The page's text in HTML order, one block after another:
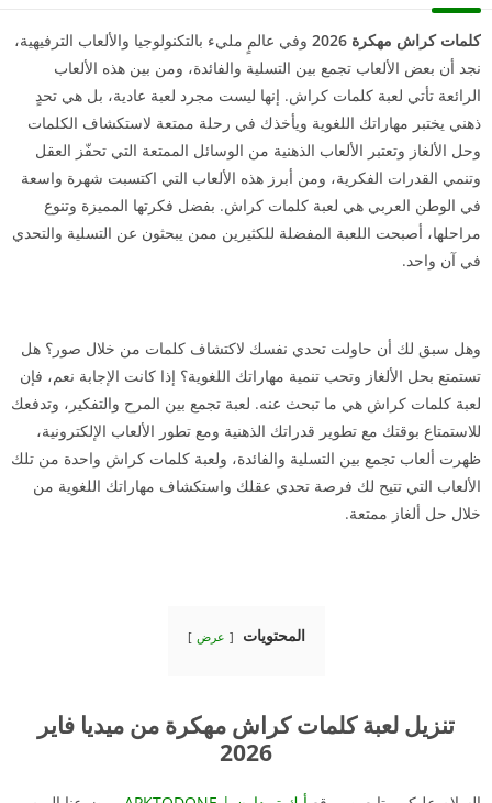
كلمات كراش مهكرة 2026
وفي عالمٍ مليء بالتكنولوجيا والألعاب الترفيهية،
نجد أن بعض الألعاب تجمع بين التسلية والفائدة، ومن بين هذه الألعاب
الرائعة تأتي لعبة كلمات كراش. إنها ليست مجرد لعبة عادية، بل هي تحدٍ
ذهني يختبر مهاراتك اللغوية ويأخذك في رحلة ممتعة لاستكشاف الكلمات
وحل الألغاز وتعتبر الألعاب الذهنية من الوسائل الممتعة التي تحفّز العقل
وتنمي القدرات الفكرية، ومن أبرز هذه الألعاب التي اكتسبت شهرة واسعة
في الوطن العربي هي لعبة كلمات كراش. بفضل فكرتها المميزة وتنوع
مراحلها، أصبحت اللعبة المفضلة للكثيرين ممن يبحثون عن التسلية والتحدي
في آن واحد.
وهل سبق لك أن حاولت تحدي نفسك لاكتشاف كلمات من خلال صور؟ هل
تستمتع بحل الألغاز وتحب تنمية مهاراتك اللغوية؟ إذا كانت الإجابة نعم، فإن
لعبة كلمات كراش هي ما تبحث عنه. لعبة تجمع بين المرح والتفكير، وتدفعك
للاستمتاع بوقتك مع تطوير قدراتك الذهنية ومع تطور الألعاب الإلكترونية،
ظهرت ألعاب تجمع بين التسلية والفائدة، ولعبة كلمات كراش واحدة من تلك
الألعاب التي تتيح لك فرصة تحدي عقلك واستكشاف مهاراتك اللغوية من
خلال حل ألغاز ممتعة.
المحتويات عرض
تنزيل لعبة كلمات كراش مهكرة من ميديا فاير
2026